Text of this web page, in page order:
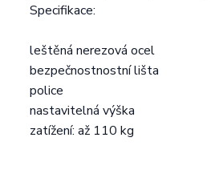
Specifikace:
leštěná nerezová ocel
bezpečnostnostní lišta
police
nastavitelná výška
zatížení: až 110 kg